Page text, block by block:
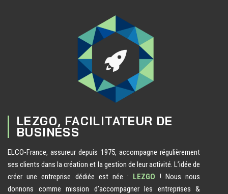
LEZGO, FACILITATEUR DE
BUSINESS
ELCO-France, assureur depuis 1975, accompagne régulièrement
ses clients dans la création et la gestion de leur activité. L’idée de
créer une entreprise dédiée est née : LEZGO ! Nous nous
donnons comme mission d’accompagner les entreprises &